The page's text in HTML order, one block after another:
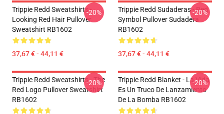
Trippie Redd Sweatshirts -
Looking Red Hair Pullover
Sweatshirt RB1602
37,67 € - 44,11 €
-20%
Trippie Redd Sudaderas - Red
Symbol Pullover Sudadera
RB1602
37,67 € - 44,11 €
-20%
Trippie Redd Sweatshirts - The
Red Logo Pullover Sweatshirt
RB1602
-20%
Trippie Redd Blanket - La Vida
Es Un Truco De Lanzamiento
De La Bomba RB1602
-20%